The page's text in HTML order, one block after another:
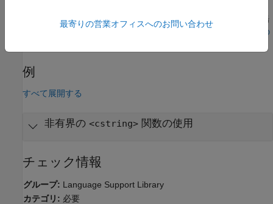
ルール違反が想定されるものの、Polyspace から報告されない場
コーディング規約違反が想定どおりに表示されない理由の
例
すべて展開する
非有界の <cstring>関数の使用
チェック情報
グループ: Language Support Library
カテゴリ: 必要
最寄りの営業オフィスへのお問い合わせ